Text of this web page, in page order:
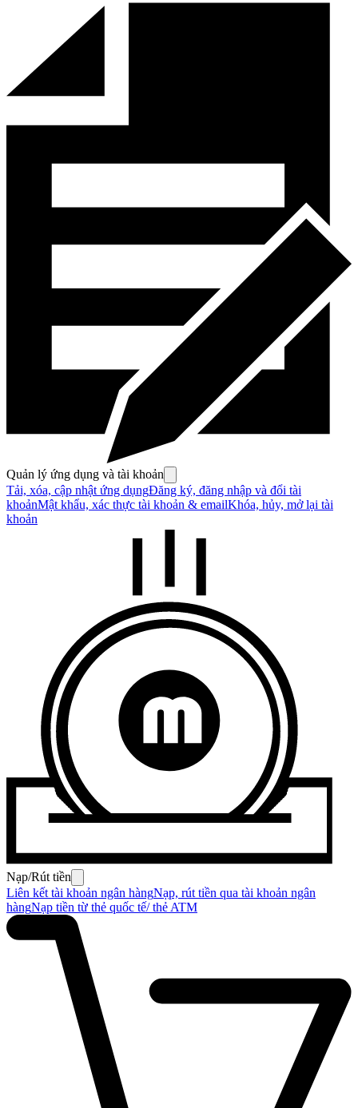
Quản lý ứng dụng và tài khoản
Tải, xóa, cập nhật ứng dụngĐăng ký, đăng nhập và đổi tài
khoảnMật khẩu, xác thực tài khoản & emailKhóa, hủy, mở lại tài
khoản
Nạp/Rút tiền
Liên kết tài khoản ngân hàngNạp, rút tiền qua tài khoản ngân
hàngNạp tiền từ thẻ quốc tế/ thẻ ATM